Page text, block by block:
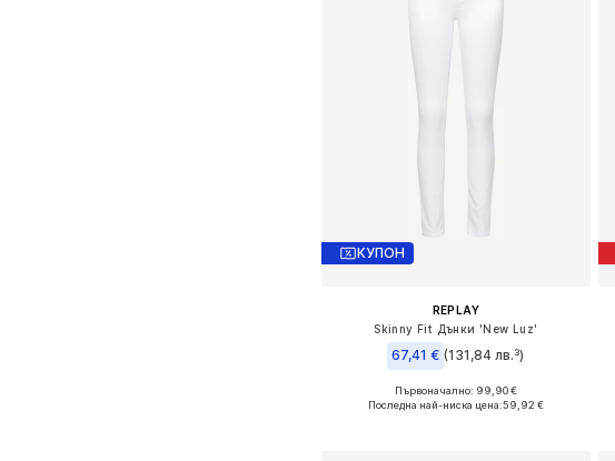
КУПОН
REPLAY
Skinny Fit Дънки 'New Luz'
67,41 € (131,84 лв.³)
+2
Предлага се в много размери
Първоначално: 99,90 €
Последна най-ниска цена:59,92 €